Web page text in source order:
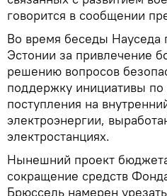
говорится в сообщении
Во время беседы Науседа
Эстонии за привлечение
решению вопросов
поддержку инициативы
поступления на
электроэнергии,
электростанциях.
Нынешний проект
сокращение средств
Брюссель намерен